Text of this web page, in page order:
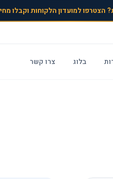
הצטרפו למועדון הלקוחות וקבלו
בלוג צרו קשר